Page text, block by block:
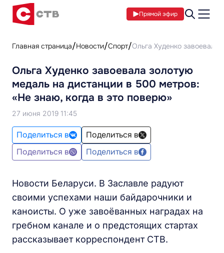
Прямой эфир
Главная страница Новости Спорт Ольга Худенко завоевала
Ольга Худенко завоевала золотую
медаль на дистанции в 500 метров:
«Не знаю, когда в это поверю»
27 июня 2019 11:45
Поделиться в
Поделиться в
Поделиться в
Поделиться в
Новости Беларуси. В Заславле радуют
своими успехами наши байдарочники и
каноисты. О уже завоёванных наградах на
гребном канале и о предстоящих стартах
рассказывает корреспондент СТВ.